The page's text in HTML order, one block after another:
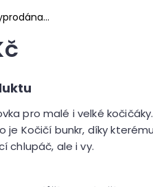
pro malé i velké
je Kočičí bunkr, díky
chlupáč, ale i vy.